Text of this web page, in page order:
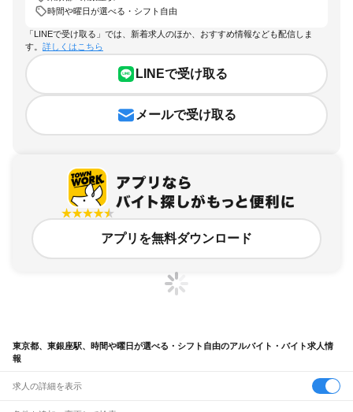
時間や曜日が選べる・シフト自由
「LINEで受け取る」では、新着求人のほか、おすすめ情報なども配信しま
す。 詳しくはこちら
LINEで受け取る
メールで受け取る
アプリを無料ダウンロード
東京都、東銀座駅、時間や曜日が選べる・シフト自由のアルバイト・バイト求人情
報
求人の詳細を表示